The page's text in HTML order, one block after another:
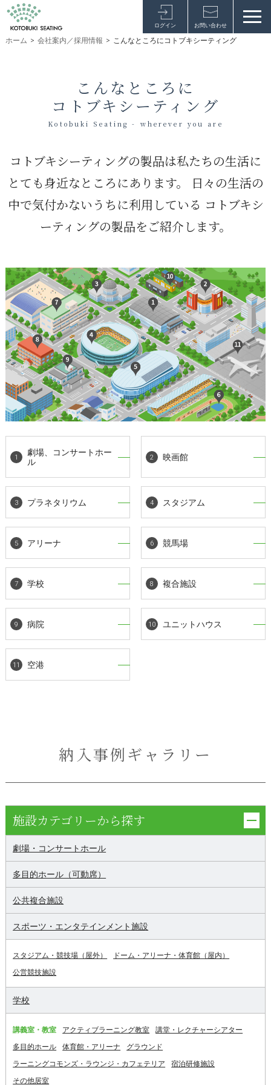
ログイン お問い合わせ
ホーム > 会社案内／採用情報 > こんなところにコトブキシーティング
こんなところに
コトブキシーティング
Kotobuki Seating - wherever you are
コトブキシーティングの製品は私たちの生活に
とても身近なところにあります。
日々の生活の
中で気付かないうちに利用している コトブキシ
ーティングの製品をご紹介します。
劇場、コンサートホー
ル
映画館
プラネタリウム スタジアム
アリーナ 競馬場
学校 複合施設
病院 ユニットハウス
空港
納入事例ギャラリー
施設カテゴリーから探す
劇場・コンサートホール
多目的ホール（可動席）
公共複合施設
スポーツ・エンタテインメント施設
スタジアム・競技場（屋外）
ドーム・アリーナ・体育館（屋内）
公営競技施設
学校
講義室・教室 アクティブラーニング教室
講堂・レクチャーシアター
多目的ホール
体育館・アリーナ
グラウンド
ラーニングコモンズ・ラウンジ・カフェテリア
宿泊研修施設
その他居室